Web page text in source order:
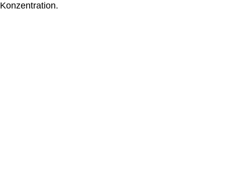
Konzentration.